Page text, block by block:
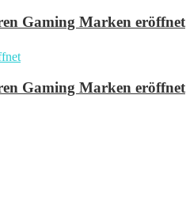
Gaming Marken eröffnet
Gaming Marken eröffnet